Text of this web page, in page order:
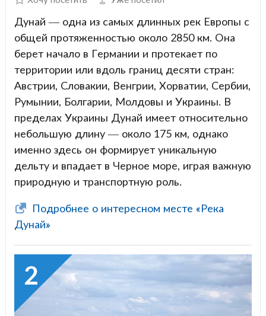
Дунай — одна из самых длинных рек Европы с
общей протяженностью около 2850 км. Она
берет начало в Германии и протекает по
территории или вдоль границ десяти стран:
Австрии, Словакии, Венгрии, Хорватии, Сербии,
Румынии, Болгарии, Молдовы и Украины. В
пределах Украины Дунай имеет относительно
небольшую длину — около 175 км, однако
именно здесь он формирует уникальную
дельту и впадает в Черное море, играя важную
природную и транспортную роль.
Подробнее о интересном месте «Река
Дунай»
2